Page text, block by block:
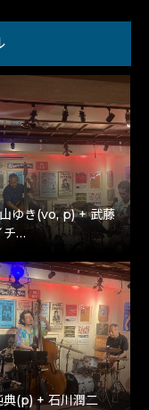
ゆき(vo, p) + 武藤
チ…
典(p) + 石川潤二